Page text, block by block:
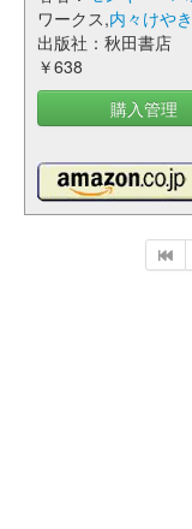
ワークス,内々けやき
出版社：秋田書店
￥638
購入管理